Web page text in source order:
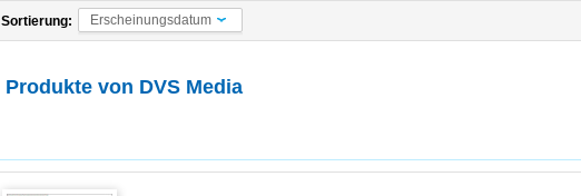
Sortierung: Erscheinungsdatum
Produkte von DVS Media